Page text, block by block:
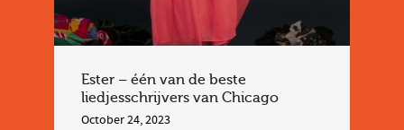
Ester – één van de beste
liedjesschrijvers van Chicago
October 24, 2023